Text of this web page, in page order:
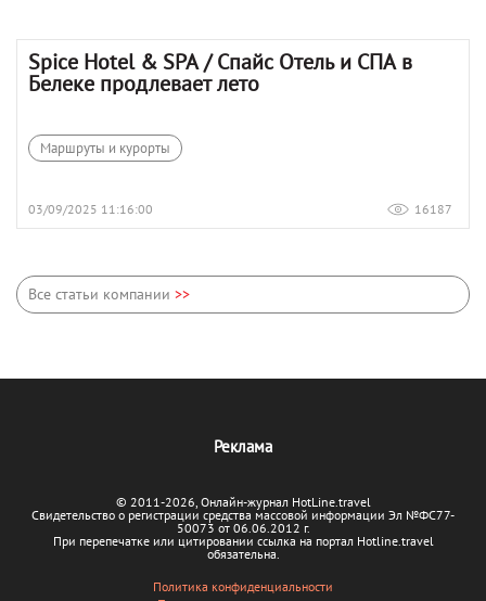
Spice Hotel & SPA / Спайс Отель и СПА в
Белеке продлевает лето
Маршруты и курорты
03/09/2025 11:16:00 16187
Все статьи компании >>
Реклама
© 2011-2026, Онлайн-журнал HotLine.travel
Свидетельство о регистрации средства массовой информации Эл №ФС77-
50073 от 06.06.2012 г.
При перепечатке или цитировании ссылка на портал Hotline.travel
обязательна.
Политика конфиденциальности